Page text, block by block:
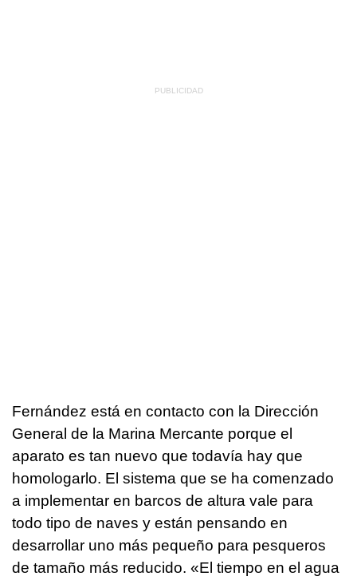
Fernández está en contacto con la Dirección
General de la Marina Mercante porque el
aparato es tan nuevo que todavía hay que
homologarlo. El sistema que se ha comenzado
a implementar en barcos de altura vale para
todo tipo de naves y están pensando en
desarrollar uno más pequeño para pesqueros
de tamaño más reducido. «El tiempo en el agua